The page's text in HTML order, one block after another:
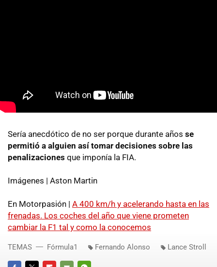
Sería anecdótico de no ser porque durante años se
permitió a alguien así tomar decisiones sobre las
penalizaciones que imponía la FIA.
Imágenes | Aston Martin
En Motorpasión | A 400 km/h y acelerando hasta en las
frenadas. Los coches del año que viene prometen
cambiar la F1 tal y como la conocemos
TEMAS Fórmula1 Fernando Alonso Lance Stroll